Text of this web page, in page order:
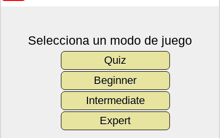
Selecciona un modo de juego
Quiz
Beginner
Intermediate
Expert